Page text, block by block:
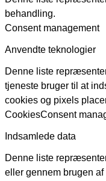
behandling.
Consent management
Anvendte teknologier
Denne liste
tjeneste bruger til at
cookies og pixels
CookiesConsent
Indsamlede data
Denne liste
eller gennem brugen